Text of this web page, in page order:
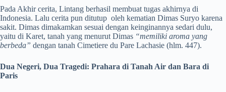
Pada Akhir cerita, Lintang berhasil membuat tugas akhirnya di
Indonesia. Lalu cerita pun ditutup oleh kematian Dimas Suryo karena
sakit. Dimas dimakamkan sesuai dengan keinginannya sedari dulu,
yaitu di Karet, tanah yang menurut Dimas “memiliki aroma yang
berbeda” dengan tanah Cimetiere du Pare Lachasie (hlm. 447).
Dua Negeri, Dua Tragedi: Prahara di Tanah Air dan Bara di
Paris